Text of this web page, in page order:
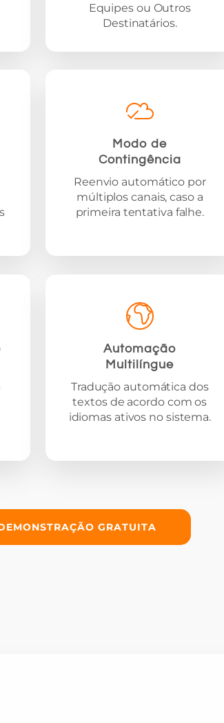
Equipes ou Outros
Destinatários.
Modo de
Contingência
Reenvio automático por
múltiplos canais, caso a
primeira tentativa falhe.
Automação
Multilíngue
Tradução automática dos
textos de acordo com os
idiomas ativos no sistema.
GRATUITA